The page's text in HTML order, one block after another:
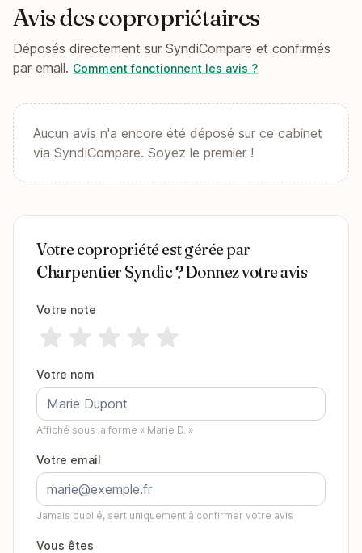
Avis des copropriétaires
Déposés directement sur SyndiCompare et confirmés
par email. Comment fonctionnent les avis ?
Aucun avis n'a encore été déposé sur ce cabinet
via SyndiCompare. Soyez le premier !
Votre copropriété est gérée par
Charpentier Syndic ? Donnez votre avis
Votre note
Votre nom
Affiché sous la forme « Marie D. »
Votre email
Jamais publié, sert uniquement à confirmer votre avis
Vous êtes